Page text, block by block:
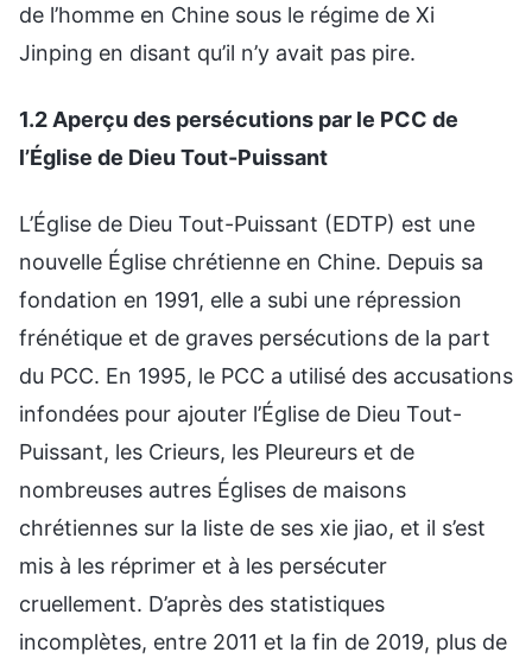
de l’homme en Chine sous le régime de Xi
Jinping en disant qu’il n’y avait pas pire.
1.2 Aperçu des persécutions par le PCC de
l’Église de Dieu Tout-Puissant
L’Église de Dieu Tout-Puissant (EDTP) est une
nouvelle Église chrétienne en Chine. Depuis sa
fondation en 1991, elle a subi une répression
frénétique et de graves persécutions de la part
du PCC. En 1995, le PCC a utilisé des accusations
infondées pour ajouter l’Église de Dieu Tout-
Puissant, les Crieurs, les Pleureurs et de
nombreuses autres Églises de maisons
chrétiennes sur la liste de ses xie jiao, et il s’est
mis à les réprimer et à les persécuter
cruellement. D’après des statistiques
incomplètes, entre 2011 et la fin de 2019, plus de